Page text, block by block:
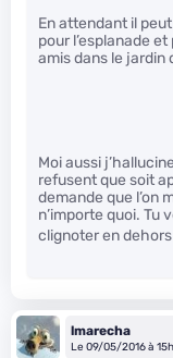
En attendant il
pour l’esplanade
amis dans le jardin
Moi aussi
refusent que soit
demande que l’on
n’importe quoi. Tu
clignoter en
lmarecha
Le 09/05/2016 à